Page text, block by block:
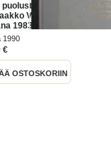
-
Valtanen
1983-1990
1990
€
OSTOSKORIIN